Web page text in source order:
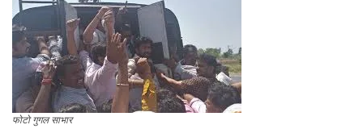
फोटो गुगल साभार